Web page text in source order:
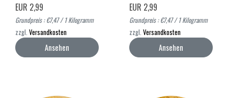
EUR 2,99
Grundpreis : €7,47 / 1 Kilogramm
zzgl. Versandkosten
Ansehen
EUR 2,99
Grundpreis : €7,47 / 1 Kilogramm
zzgl. Versandkosten
Ansehen